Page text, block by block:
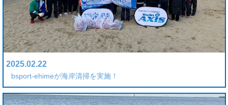
2025.02.22
bsport-ehimeが海岸清掃を実施！